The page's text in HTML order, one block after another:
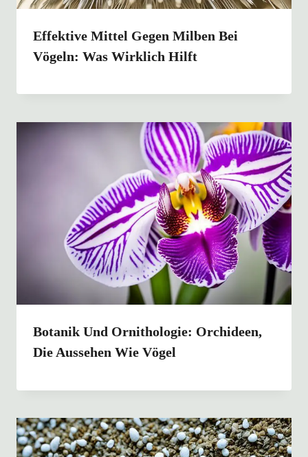
Effektive Mittel Gegen Milben Bei
Vögeln: Was Wirklich Hilft
Botanik Und Ornithologie: Orchideen,
Die Aussehen Wie Vögel